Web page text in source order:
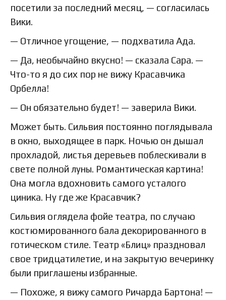
посетили за последний месяц, — согласилась
Вики.
— Отличное угощение, — подхватила Ада.
— Да, необычайно вкусно! — сказала Сара. —
Что-то я до сих пор не вижу Красавчика
Орбелла!
— Он обязательно будет! — заверила Вики.
Может быть. Сильвия постоянно поглядывала
в окно, выходящее в парк. Ночью он дышал
прохладой, листья деревьев поблескивали в
свете полной луны. Романтическая картина!
Она могла вдохновить самого усталого
циника. Ну где же Красавчик?
Сильвия оглядела фойе театра, по случаю
костюмированного бала декорированного в
готическом стиле. Театр «Блиц» праздновал
свое тридцатилетие, и на закрытую вечеринку
были приглашены избранные.
— Похоже, я вижу самого Ричарда Бартона! —